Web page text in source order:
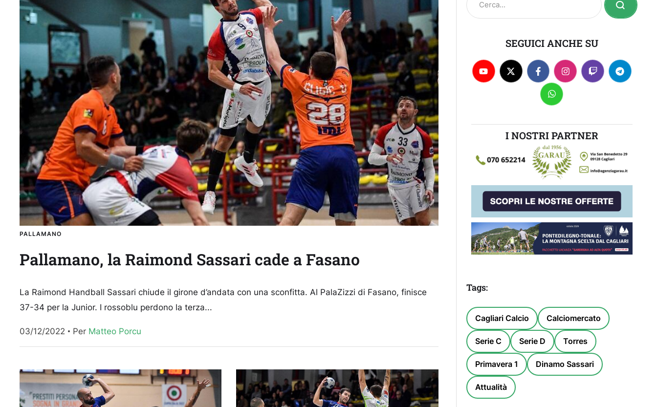
PALLAMANO
Pallamano, la Raimond Sassari cade a Fasano
La Raimond Handball Sassari chiude il girone d’andata con una sconfitta. Al PalaZizzi di Fasano, finisce
37-34 per la Junior. I rossoblu perdono la terza...
03/12/2022 Per Matteo Porcu
SEGUICI ANCHE SU
I NOSTRI PARTNER
Tags:
Cagliari Calcio Calciomercato
Serie C Serie D Torres
Primavera 1 Dinamo Sassari
Attualità